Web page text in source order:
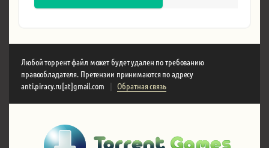
Любой торрент файл может будет удален по требованию
правообладателя. Претензии принимаются по адресу
anti.piracy.ru[at]gmail.com
| Обратная связь